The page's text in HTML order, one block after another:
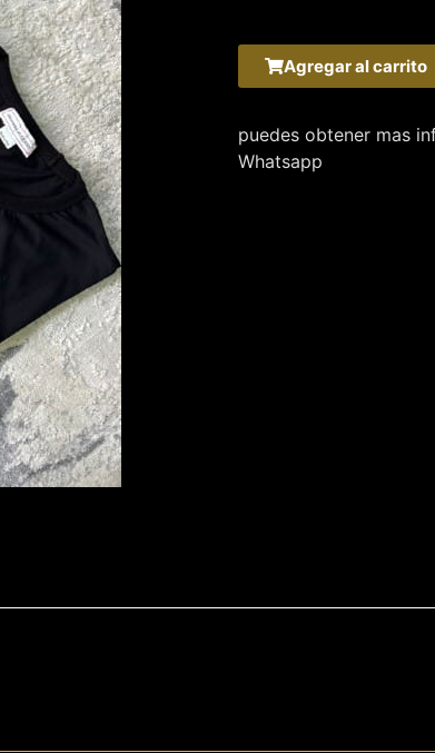
Agregar al carrito
puedes obtener mas
Whatsapp